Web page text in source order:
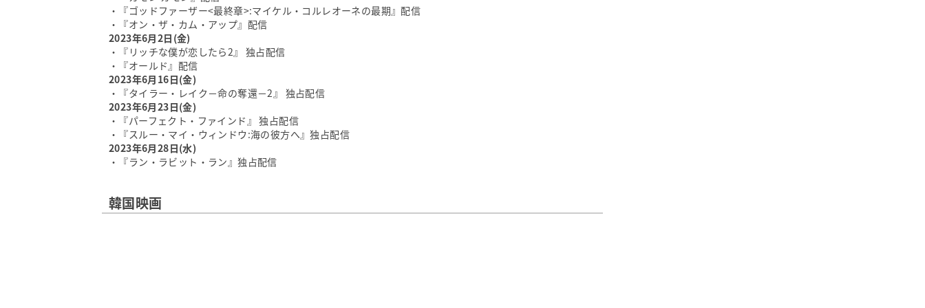
・『ゴッドファーザー<最終章>:マイケル・コルレオーネの最期』配信
・『オン・ザ・カム・アップ』配信
2023年6月2日(金)
・『リッチな僕が恋したら2』 独占配信
・『オールド』配信
2023年6月16日(金)
・『タイラー・レイク－命の奪還－2』 独占配信
2023年6月23日(金)
・『パーフェクト・ファインド』 独占配信
・『スルー・マイ・ウィンドウ:海の彼方へ』独占配信
2023年6月28日(水)
・『ラン・ラビット・ラン』独占配信
韓国映画